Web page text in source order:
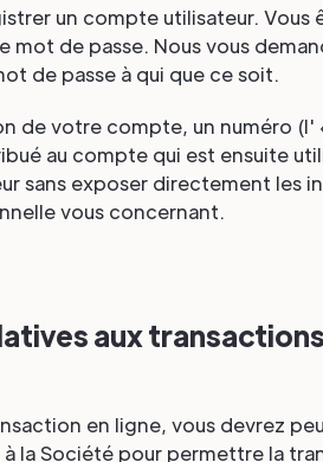
un compte utilisateur. Vous
mot de passe. Nous vous
de passe à qui que ce soit.
de votre compte, un numéro (l'
au compte qui est ensuite
sans exposer directement les
vous concernant.
aux
en ligne, vous devrez
la Société pour permettre la